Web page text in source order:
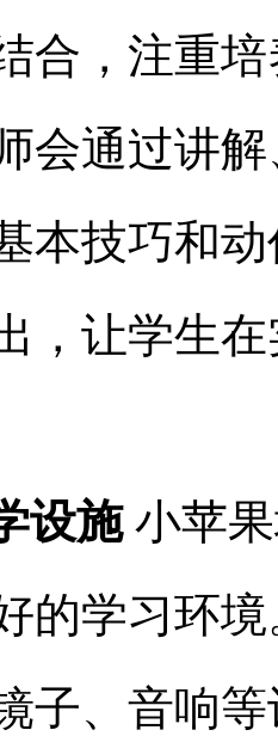
合，注重
会通过讲
本技巧和
，让学生
设施小苹果
的学习环
子、音响